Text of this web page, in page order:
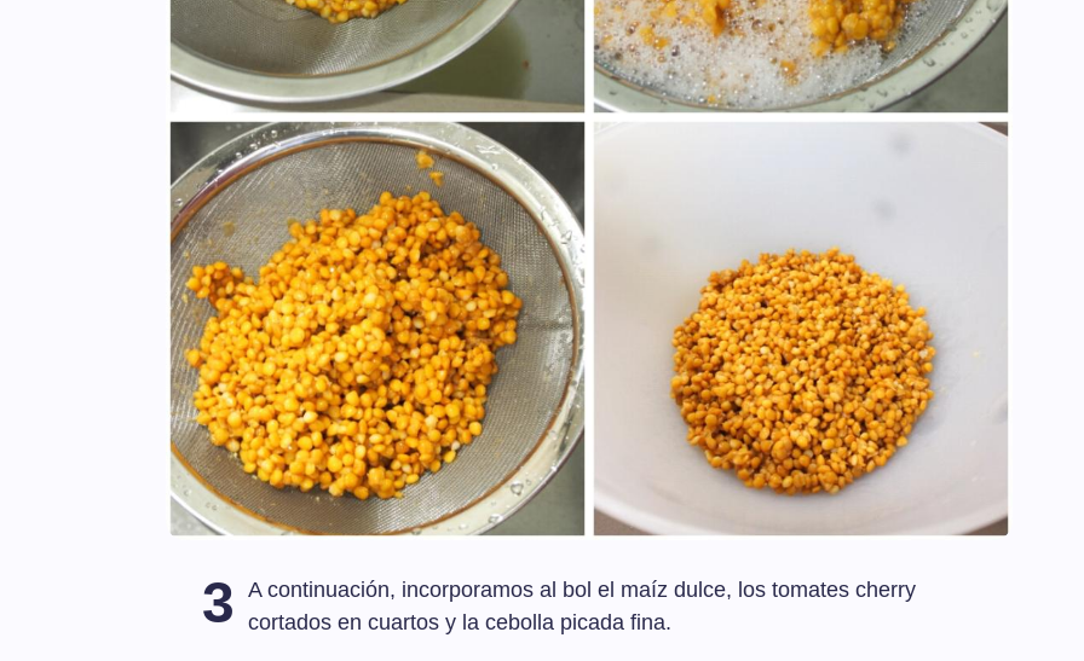
3
A continuación, incorporamos al bol el maíz dulce, los tomates cherry
cortados en cuartos y la cebolla picada fina.